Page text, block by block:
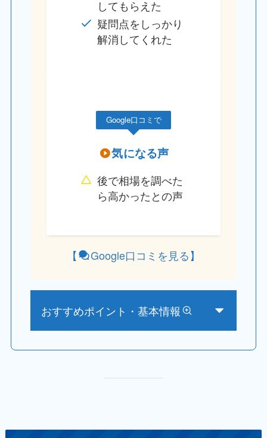
してもらえた
疑問点をしっかり
解消してくれた
Google口コミで
気になる声
後で相場を調べた
ら高かったとの声
【 Google口コミを見る】
おすすめポイント・基本情報